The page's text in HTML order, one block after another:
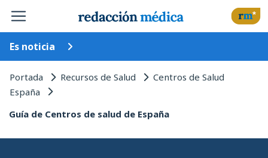
Es noticia
Portada Recursos de Salud Centros de Salud
España
Guía de Centros de salud de España